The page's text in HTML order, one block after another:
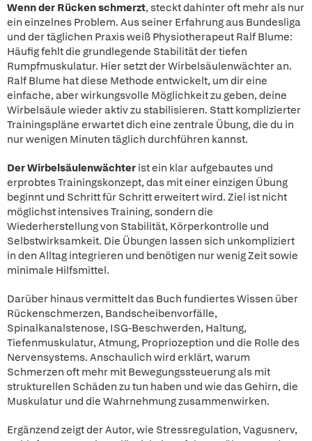
Wenn der Rücken schmerzt, steckt dahinter oft mehr als nur
ein einzelnes Problem. Aus seiner Erfahrung aus Bundesliga
und der täglichen Praxis weiß Physiotherapeut Ralf Blume:
Häufig fehlt die grundlegende Stabilität der tiefen
Rumpfmuskulatur. Hier setzt der Wirbelsäulenwächter an.
Ralf Blume hat diese Methode entwickelt, um dir eine
einfache, aber wirkungsvolle Möglichkeit zu geben, deine
Wirbelsäule wieder aktiv zu stabilisieren. Statt komplizierter
Trainingspläne erwartet dich eine zentrale Übung, die du in
nur wenigen Minuten täglich durchführen kannst.
Der Wirbelsäulenwächter ist ein klar aufgebautes und
erprobtes Trainingskonzept, das mit einer einzigen Übung
beginnt und Schritt für Schritt erweitert wird. Ziel ist nicht
möglichst intensives Training, sondern die
Wiederherstellung von Stabilität, Körperkontrolle und
Selbstwirksamkeit. Die Übungen lassen sich unkompliziert
in den Alltag integrieren und benötigen nur wenig Zeit sowie
minimale Hilfsmittel.
Darüber hinaus vermittelt das Buch fundiertes Wissen über
Rückenschmerzen, Bandscheibenvorfälle,
Spinalkanalstenose, ISG-Beschwerden, Haltung,
Tiefenmuskulatur, Atmung, Propriozeption und die Rolle des
Nervensystems. Anschaulich wird erklärt, warum
Schmerzen oft mehr mit Bewegungssteuerung als mit
strukturellen Schäden zu tun haben und wie das Gehirn, die
Muskulatur und die Wahrnehmung zusammenwirken.
Ergänzend zeigt der Autor, wie Stressregulation, Vagusnerv,